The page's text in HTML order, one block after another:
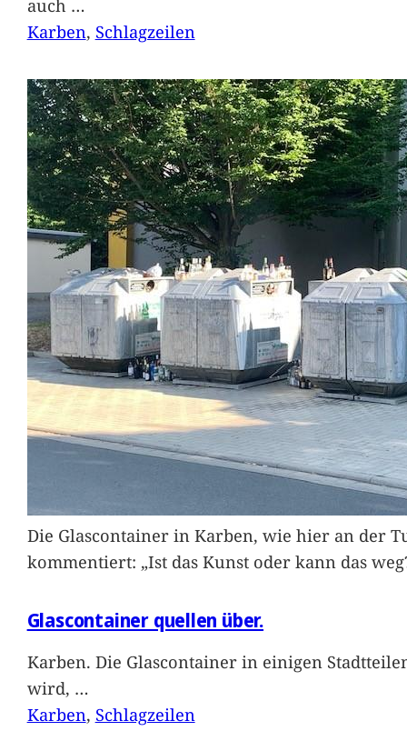
auch …
Karben, Schlagzeilen
Die Glascontainer in Karben, wie hier an der
kommentiert: „Ist das Kunst oder kann das
Glascontainer quellen über.
Karben. Die Glascontainer in einigen
wird, …
Karben, Schlagzeilen